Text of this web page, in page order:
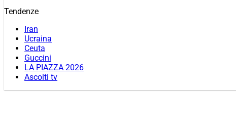
Tendenze
Iran
Ucraina
Ceuta
Guccini
LA PIAZZA 2026
Ascolti tv